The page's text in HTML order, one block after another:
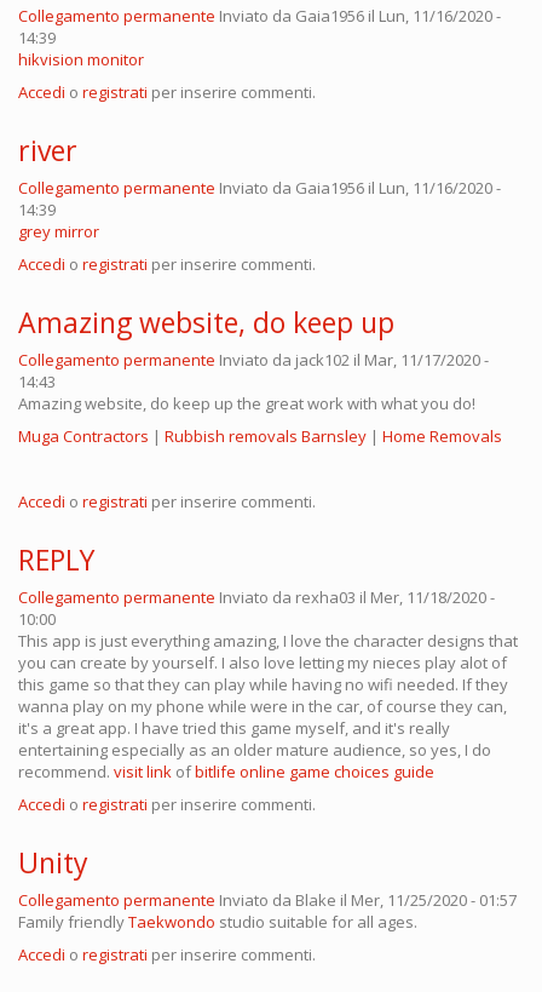
Collegamento permanente Inviato da Gaia1956 il Lun, 11/16/2020 -
14:39
hikvision monitor
Accedi o registrati per inserire commenti.
river
Collegamento permanente Inviato da Gaia1956 il Lun, 11/16/2020 -
14:39
grey mirror
Accedi o registrati per inserire commenti.
Amazing website, do keep up
Collegamento permanente Inviato da jack102 il Mar, 11/17/2020 -
14:43
Amazing website, do keep up the great work with what you do!
Muga Contractors | Rubbish removals Barnsley | Home Removals
Accedi o registrati per inserire commenti.
REPLY
Collegamento permanente Inviato da rexha03 il Mer, 11/18/2020 -
10:00
This app is just everything amazing, I love the character designs that
you can create by yourself. I also love letting my nieces play alot of
this game so that they can play while having no wifi needed. If they
wanna play on my phone while were in the car, of course they can,
it's a great app. I have tried this game myself, and it's really
entertaining especially as an older mature audience, so yes, I do
recommend. visit link ofbitlife online game choices guide
Accedi o registrati per inserire commenti.
Unity
Collegamento permanente Inviato da Blake il Mer, 11/25/2020 - 01:57
Family friendlyTaekwondo studio suitable for all ages.
Accedi o registrati per inserire commenti.